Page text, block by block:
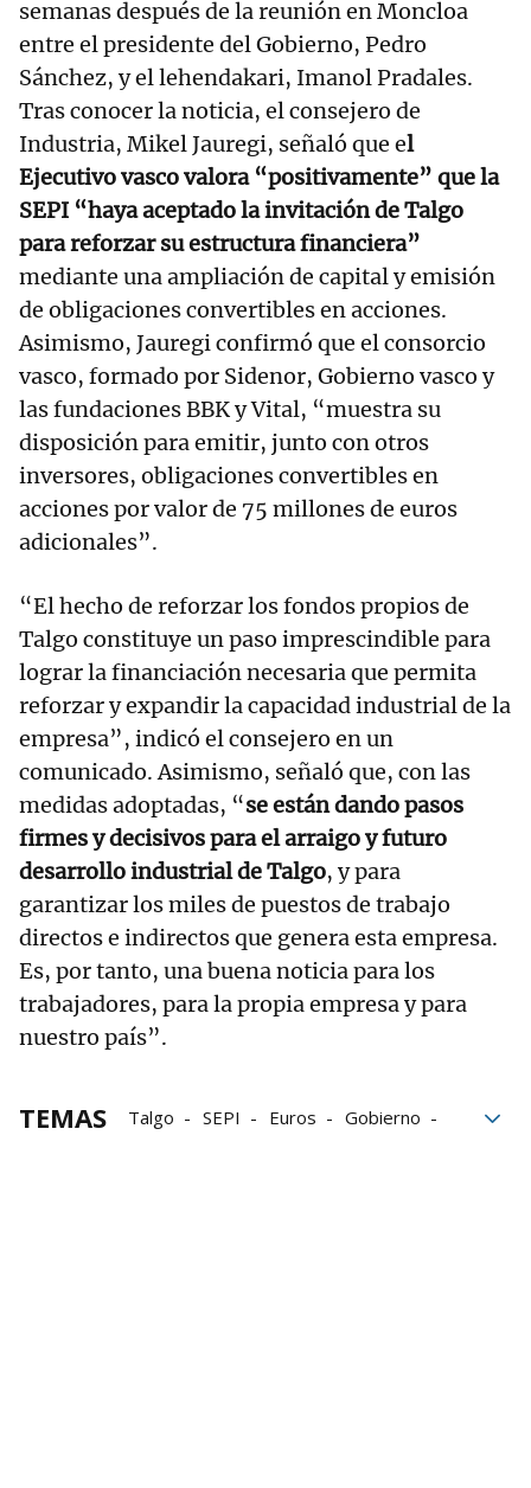
semanas después de la reunión en Moncloa
entre el presidente del Gobierno, Pedro
Sánchez, y el lehendakari, Imanol Pradales.
Tras conocer la noticia, el consejero de
Industria, Mikel Jauregi, señaló que el
Ejecutivo vasco valora “positivamente” que la
SEPI “haya aceptado la invitación de Talgo
para reforzar su estructura financiera”
mediante una ampliación de capital y emisión
de obligaciones convertibles en acciones.
Asimismo, Jauregi confirmó que el consorcio
vasco, formado por Sidenor, Gobierno vasco y
las fundaciones BBK y Vital, “muestra su
disposición para emitir, junto con otros
inversores, obligaciones convertibles en
acciones por valor de 75 millones de euros
adicionales”.
“El hecho de reforzar los fondos propios de
Talgo constituye un paso imprescindible para
lograr la financiación necesaria que permita
reforzar y expandir la capacidad industrial de la
empresa”, indicó el consejero en un
comunicado. Asimismo, señaló que, con las
medidas adoptadas, “se están dando pasos
firmes y decisivos para el arraigo y futuro
desarrollo industrial de Talgo, y para
garantizar los miles de puestos de trabajo
directos e indirectos que genera esta empresa.
Es, por tanto, una buena noticia para los
trabajadores, para la propia empresa y para
nuestro país”.
TEMAS Talgo SEPI Euros
Gobierno